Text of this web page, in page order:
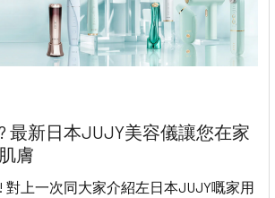
最新日本JUJY美容儀讓您在家
膚
對上一次同大家介紹左日本JUJY嘅家用